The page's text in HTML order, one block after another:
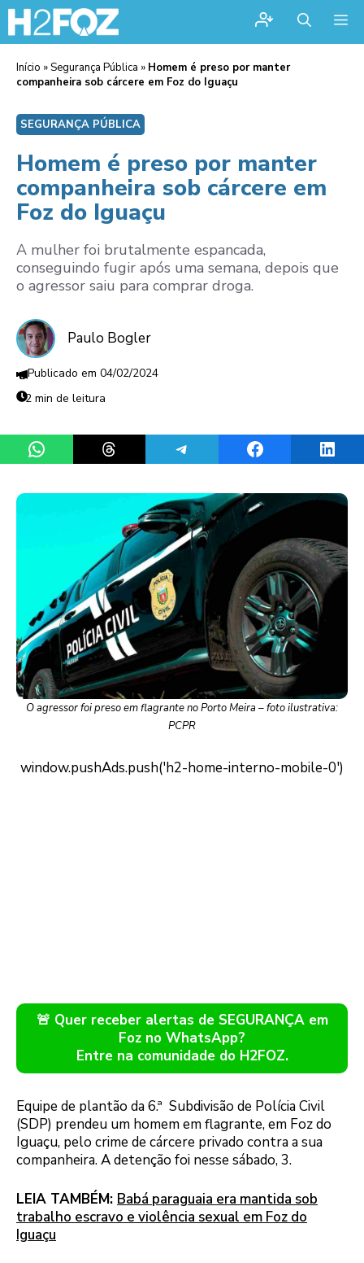
Início »Segurança Pública » Homem é preso por manter
companheira sob cárcere em Foz do Iguaçu
SEGURANÇA PÚBLICA
Homem é preso por manter
companheira sob cárcere em
Foz do Iguaçu
A mulher foi brutalmente espancada,
conseguindo fugir após uma semana, depois que
o agressor saiu para comprar droga.
Paulo Bogler
04/02/2024
2 min de leitura
Share on WhatsAppShare on ThreadsShare on TelegramShare on Facebook
O agressor foi preso em flagrante no Porto Meira – foto ilustrativa:
PCPR
🚨 Quer receber alertas de SEGURANÇA em
Foz no WhatsApp?
Entre na comunidade do H2FOZ.
Equipe de plantão da 6.ª Subdivisão de Polícia Civil
(SDP) prendeu um homem em flagrante, em Foz do
Iguaçu, pelo crime de cárcere privado contra a sua
companheira. A detenção foi nesse sábado, 3.
LEIA TAMBÉM: Babá paraguaia era mantida sob
trabalho escravo e violência sexual em Foz do
Iguaçu